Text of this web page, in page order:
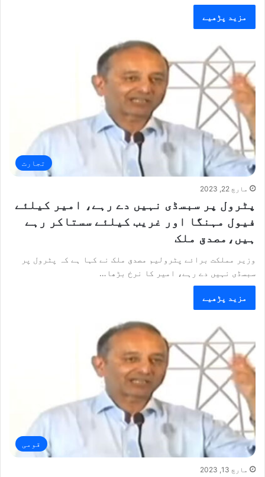
مزید پڑھیے
تجارت
مارچ 22, 2023
پٹرول پر سبسڈی نہیں دے رہے، امیر کیلئے
فیول مہنگا اور غریب کیلئے سستاکر رہے
ہیں،مصدق ملک
وزیر مملکت برائے پٹرولیم مصدق ملک نے کہا ہے کہ پٹرول پر
سبسڈی نہیں دے رہے، امیر کا نرخ بڑھا…
مزید پڑھیے
قومی
مارچ 13, 2023